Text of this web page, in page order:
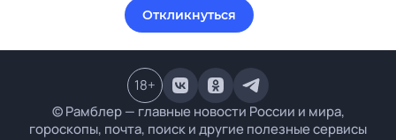
Откликнуться
© Рамблер — главные новости России и мира,
гороскопы, почта, поиск и другие полезные сервисы
18+